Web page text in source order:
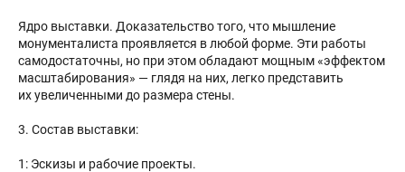
Ядро выставки. Доказательство того, что мышление
монументалиста проявляется в любой форме. Эти работы
самодостаточны, но при этом обладают мощным «эффектом
масштабирования» — глядя на них, легко представить
их увеличенными до размера стены.
3. Состав выставки:
1: Эскизы и рабочие проекты.